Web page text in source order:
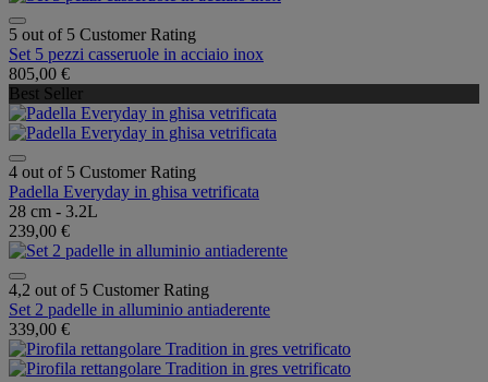
5 out of 5 Customer Rating
Set 5 pezzi casseruole in acciaio inox
805,00 €
Best Seller
4 out of 5 Customer Rating
Padella Everyday in ghisa vetrificata
28 cm - 3.2L
239,00 €
4,2 out of 5 Customer Rating
Set 2 padelle in alluminio antiaderente
339,00 €